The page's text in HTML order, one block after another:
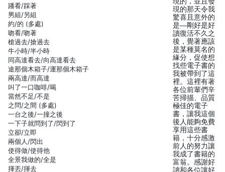
蹯看/踩著
男組/另組
約/的 (多處)
吻看/吻著
槍過去/搶過去
牛小時/半小時
同高達看去/向高達看去
途那個木箱子/運那個木箱子
兩高達/而高達
叫了一口咖啡/喝
當然不足/不是
之問/之間 (多處)
一台之後/一撞之後
一下子就問到了/閃到了
立卻/立即
兩個人/閃出
使得做/使得他
全景我做的/全是
揮丟/揮去
現的那天令我
驚喜且意外的
是—剛好是好
讀復活不久之
後，覺著應該
是某種莫名的
緣分，促使想
找些電子書的
我被帶到了這
裡。這裡有著
各位前輩們辛
苦掃描、品質
極佳的電子
書，讓我這個
後人能夠免費
享用這些書
籍，十分感激
前人的努力讓
我成了書籍的
富翁。感謝好
讀和各位讓好